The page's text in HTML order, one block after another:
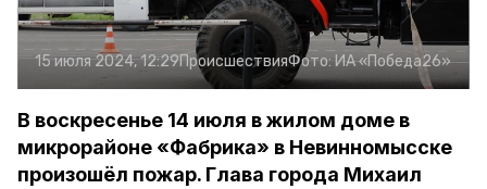
15 июля 2024, 12:29ПроисшествияФото:ИА «Победа26»
В воскресенье 14 июля в жилом доме в
микрорайоне «Фабрика» в Невинномысске
произошёл пожар. Глава города Михаил